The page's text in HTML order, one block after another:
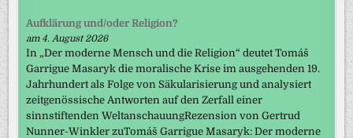
Aufklärung und/oder Religion?
am 4. August 2026
In „Der moderne Mensch und die Religion“ deutet Tomáš
Garrigue Masaryk die moralische Krise im ausgehenden 19.
Jahrhundert als Folge von Säkularisierung und analysiert
zeitgenössische Antworten auf den Zerfall einer
sinnstiftenden WeltanschauungRezension von Gertrud
Nunner-Winkler zuTomáš Garrigue Masaryk: Der moderne